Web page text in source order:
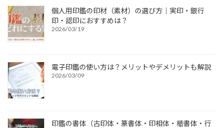
個人用印鑑の印材（素材）の選び方｜実印・銀行
印・認印におすすめは？
2026/03/19
電子印鑑の使い方は？メリットやデメリットも解説
2026/03/09
印鑑の書体（古印体・篆書体・印相体・楷書体・行